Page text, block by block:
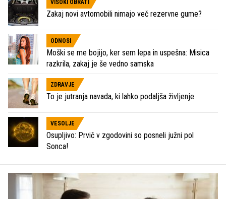
VISOKI OBRATI
Zakaj novi avtomobili nimajo več rezervne gume?
ODNOSI
Moški se me bojijo, ker sem lepa in uspešna: Misica
razkrila, zakaj je še vedno samska
ZDRAVJE
To je jutranja navada, ki lahko podaljša življenje
VESOLJE
Osupljivo: Prvič v zgodovini so posneli južni pol
Sonca!